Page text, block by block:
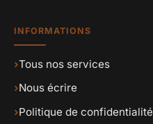
INFORMATIONS
›Tous nos services
›Nous écrire
›Politique de confidentialité